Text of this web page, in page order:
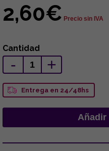
2,60€ Precio sin IVA
Cantidad
- +
Entrega en 24/48hs